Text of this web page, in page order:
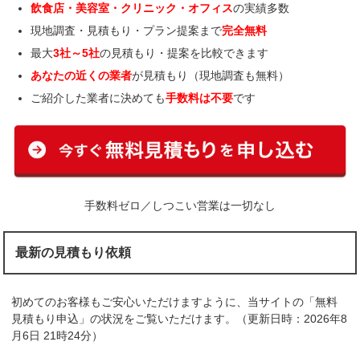
飲食店・美容室・クリニック・オフィスの実績多数
現地調査・見積もり・プラン提案まで完全無料
最大3社～5社の見積もり・提案を比較できます
あなたの近くの業者が見積もり（現地調査も無料）
ご紹介した業者に決めても手数料は不要です
手数料ゼロ／しつこい営業は一切なし
最新の見積もり依頼
初めてのお客様もご安心いただけますように、当サイトの「無料
見積もり申込」の状況をご覧いただけます。（更新日時：2026年8
月6日 21時24分）